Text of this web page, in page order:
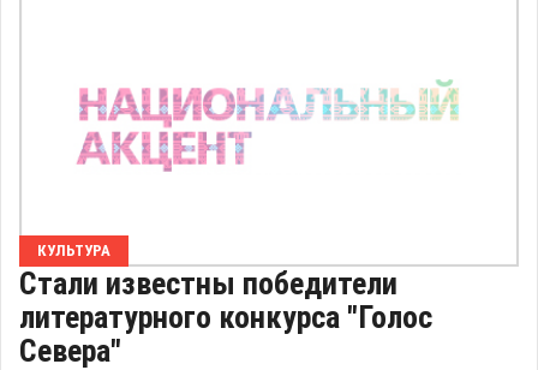
КУЛЬТУРА
Стали известны победители
литературного конкурса "Голос
Севера"